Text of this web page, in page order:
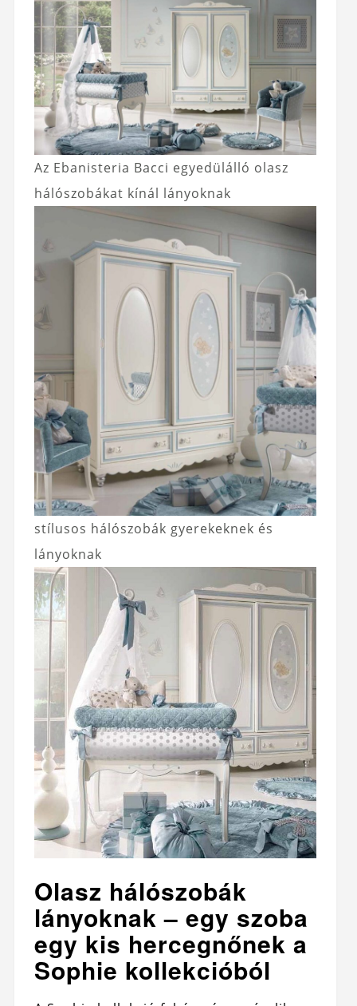
Az Ebanisteria Bacci egyedülálló olasz
hálószobákat kínál lányoknak
stílusos hálószobák gyerekeknek és
lányoknak
Olasz hálószobák
lányoknak – egy szoba
egy kis hercegnőnek a
Sophie kollekcióból